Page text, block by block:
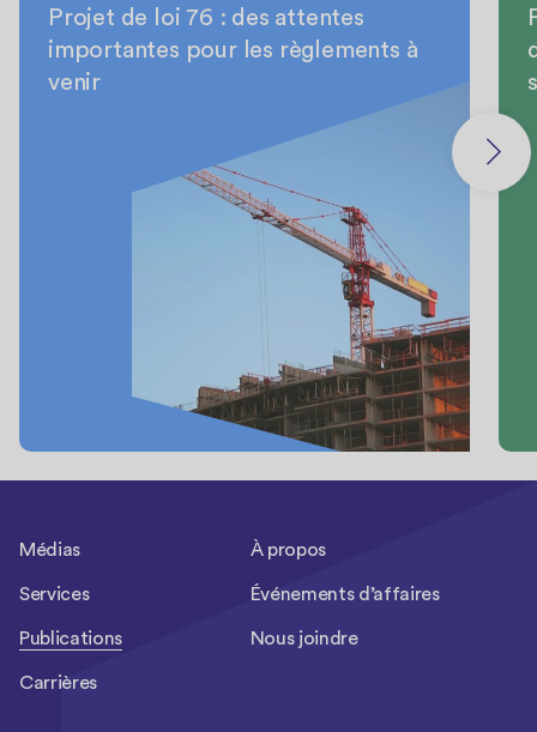
Projet de loi 76 : des attentes
importantes pour les règlements à
venir
Médias À propos
Services Événements d’affaires
Publications Nous joindre
Carrières